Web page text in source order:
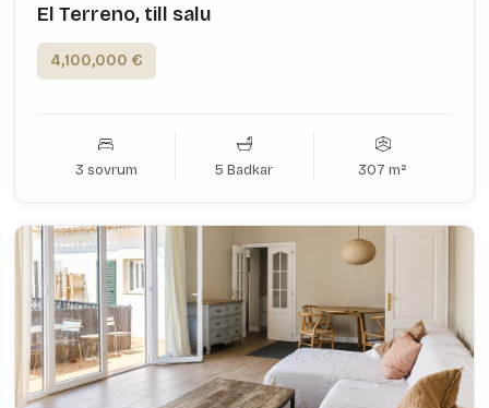
El Terreno, till salu
4,100,000 €
3 sovrum 5 Badkar 307 m²